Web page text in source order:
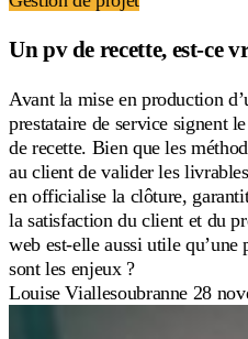
Un pv de recette, est-ce
Avant la mise en production
prestataire de service signent
de recette. Bien que les
au client de valider les
en officialise la clôture,
la satisfaction du client et du
web est-elle aussi utile qu’une
sont les enjeux ?
Louise Viallesoubranne 28